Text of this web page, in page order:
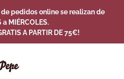
de pedidos online se realizan de
a MIÉRCOLES.
A PARTIR DE 75€!